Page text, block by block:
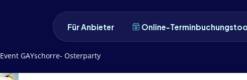
Für Anbieter Online-
Event GAYschorre- Osterparty